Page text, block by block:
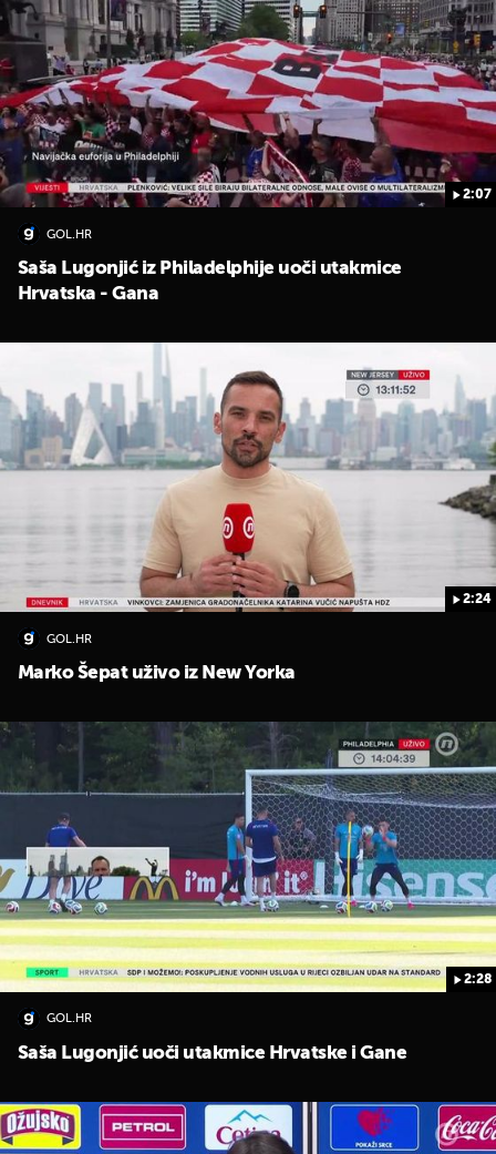
2:07
GOL.HR
Saša Lugonjić iz Philadelphije uoči utakmice
Hrvatska - Gana
2:24
GOL.HR
Marko Šepat uživo iz New Yorka
2:28
GOL.HR
Saša Lugonjić uoči utakmice Hrvatske i Gane